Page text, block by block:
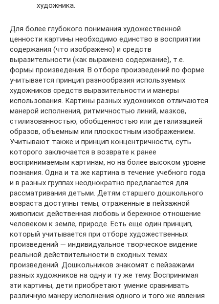
художника.
Для более глубокого понимания художественной
ценности картины необходимо единство в восприятии
содержания (что изображено) и средств
выразительности (как выражено содержание), т.е.
формы произведения. В отборе произведений по форме
учитывается принцип разнообразия используемых
художников средств выразительности и манеры
использования. Картины разных художников отличаются
манерой исполнения, ритмичностью линий, мазков,
стилизованностью, обобщенностью или детализацией
образов, объемным или плоскостным изображением.
Учитывают также и принцип концентричности, суть
которого заключается в возврате к ранее
воспринимаемым картинам, но на более высоком уровне
познания. Одна и та же картина в течение учебного года
и в разных группах неоднократно предлагается для
рассматривания детьми. Детям старшего дошкольного
возраста доступны темы, отраженные в пейзажной
живописи: действенная любовь и бережное отношение
человеком к земле, природе. Есть еще один принцип,
который учитывается при отборе художественных
произведений — индивидуальное творческое видение
реальной действительности в сходных темах
произведений. Дошкольников знакомят с пейзажами
разных художников на одну и ту же тему. Воспринимая
эти картины, дети приобретают умение сравнивать
различную манеру исполнения одного и того же явления